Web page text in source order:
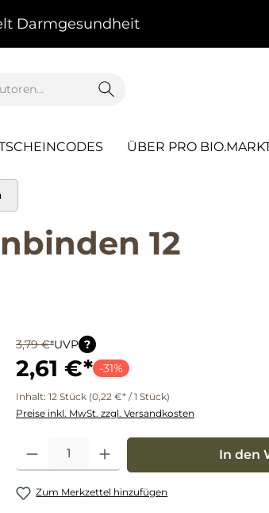
Darmgesundheit
ÜBER PRO
12
3,79 €*UVP ?
2,61 €* -31%
Inhalt: 12 Stück (0,22 €* / 1 Stück)
Preise inkl. MwSt. zzgl. Versandkosten
Produkt Anzahl: Gib den gewünschten Wert ein
In den
Zum Merkzettel hinzufügen